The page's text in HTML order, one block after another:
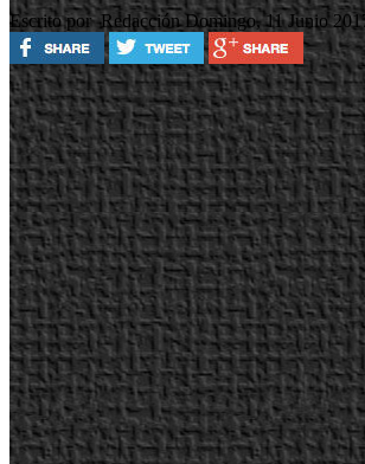
Escrito por RedacciónDomingo, 11 Junio